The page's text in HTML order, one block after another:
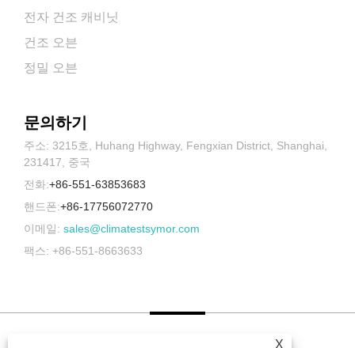
전자 건조 캐비닛
건조 오븐
정밀 오븐
문의하기
주소: 3215호, Huhang Highway, Fengxian District, Shanghai,
231417, 중국
전화:+86-551-63853683
핸드폰:+86-17756072770
이메일: sales@climatestsymor.com
팩스: +86-551-8663633
X